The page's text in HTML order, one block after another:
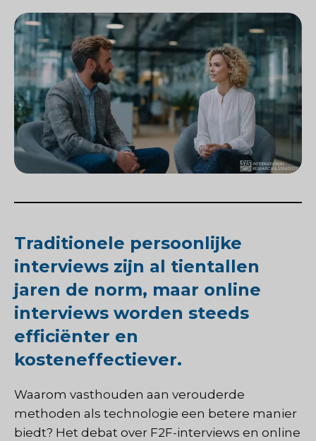
Traditionele persoonlijke
interviews zijn al tientallen
jaren de norm, maar online
interviews worden steeds
efficiënter en
kosteneffectiever.
Waarom vasthouden aan verouderde
methoden als technologie een betere manier
biedt? Het debat over F2F-interviews en online